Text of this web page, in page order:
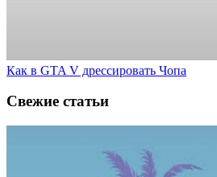
Как в GTA V дрессировать Чопа
Свежие статьи